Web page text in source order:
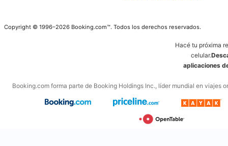
Copyright © 1996–2026 Booking.com™. Todos los derechos reservados.
Hacé tu próxima
celular.
aplicaciones
Booking.com forma parte de Booking Holdings Inc., líder mundial en viajes